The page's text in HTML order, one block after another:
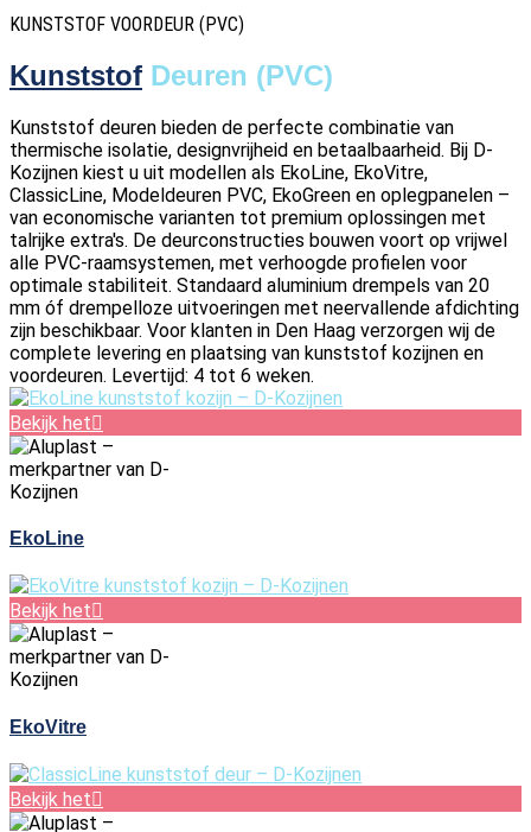
KUNSTSTOF VOORDEUR (PVC)
Kunststof Deuren (PVC)
Kunststof deuren bieden de perfecte combinatie van
thermische isolatie, designvrijheid en betaalbaarheid. Bij D-
Kozijnen kiest u uit modellen als EkoLine, EkoVitre,
ClassicLine, Modeldeuren PVC, EkoGreen en oplegpanelen –
van economische varianten tot premium oplossingen met
talrijke extra's. De deurconstructies bouwen voort op vrijwel
alle PVC-raamsystemen, met verhoogde profielen voor
optimale stabiliteit. Standaard aluminium drempels van 20
mm óf drempelloze uitvoeringen met neervallende afdichting
zijn beschikbaar. Voor klanten in Den Haag verzorgen wij de
complete levering en plaatsing van kunststof kozijnen en
voordeuren. Levertijd: 4 tot 6 weken.
Bekijk het
EkoLine
Bekijk het
EkoVitre
Bekijk het